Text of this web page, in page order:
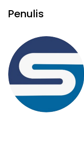
Penulis